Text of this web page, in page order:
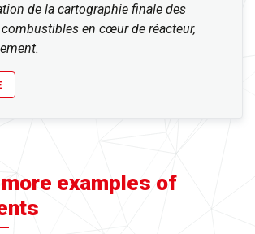
de la cartographie finale des
en cœur de réacteur,
examples of